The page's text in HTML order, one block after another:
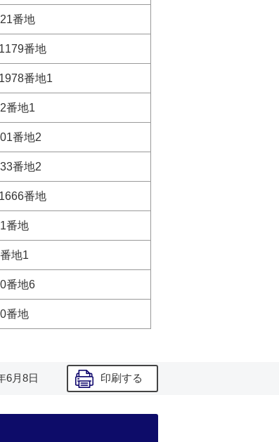
番地
番地
番地1
番地1
番地2
番地2
番地
番地
地1
番地6
番地
6月8日 印刷する